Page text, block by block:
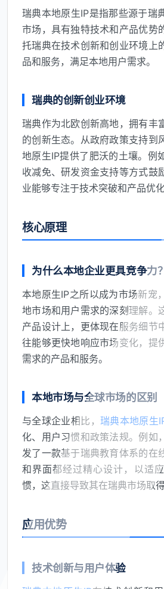
瑞典本地原生IP是指那些源于瑞
市场，具有独特技术和产品优势
托瑞典在技术创新和创业环境上
品和服务，满足本地用户需求。
瑞典的创新创业环境
瑞典作为北欧创新高地，拥有丰
的创新生态。从政府政策支持到
地原生IP提供了肥沃的土壤。例
收减免、研发资金支持等方式鼓
业能够专注于技术突破和产品优化
核心原理
为什么本地企业更具竞争力？
本地原生IP之所以成为市场新宠
地市场和用户需求的深刻理解。
产品设计上，更体现在服务细节
往能够更快地响应市场变化，提
需求的产品和服务。
本地市场与全球市场的区别
与全球企业相比， 瑞典本地原生
化、用户习惯和政策法规。例如
发了一款基于瑞典教育体系的在
和界面都经过精心设计，以适
惯，这直接导致其在瑞典市场取
应用优势
技术创新与用户体验